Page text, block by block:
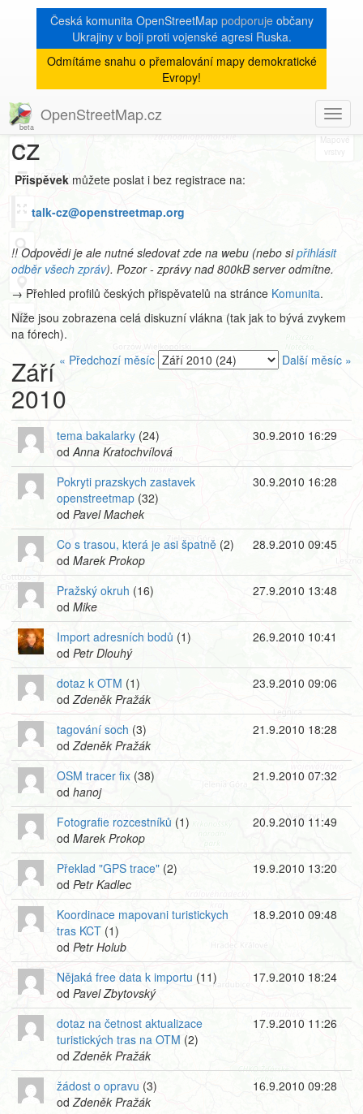
Česká komunita OpenStreetMap podporujeobčany
Ukrajiny v boji proti vojenské agresi Ruska.
Odmítáme snahu o přemalování mapy demokratické
Evropy!
OpenStreetMap.cz
8
+
−
Archiv
mailové konference talk-
cz
Přispěvek můžete poslat i bez registrace na:
talk-cz@openstreetmap.org
!! Odpovědi je ale nutné sledovat zde na webu (nebo sipřihlásit
odběr všech zpráv). Pozor - zprávy nad 800kB server odmítne.
→ Přehled profilů českých přispěvatelů na stránce Komunita.
Níže jsou zobrazena celá diskuzní vlákna (tak jak to bývá zvykem
na fórech).
« Předchozí měsíc
Další měsíc »
Září
2010
tema bakalarky (24)
odAnna Kratochvílová
30.9.2010 16:29
Pokryti prazskych zastavek
openstreetmap (32)
od Pavel Machek
30.9.2010 16:28
Co s trasou, která je asi špatně (2)
od Marek Prokop
28.9.2010 09:45
Pražský okruh (16)
od Mike
27.9.2010 13:48
Import adresních bodů (1)
od Petr Dlouhý
26.9.2010 10:41
dotaz k OTM (1)
odZdeněk Pražák
23.9.2010 09:06
tagování soch (3)
odZdeněk Pražák
21.9.2010 18:28
OSM tracer fix (38)
od hanoj
21.9.2010 07:32
Fotografie rozcestníků (1)
od Marek Prokop
20.9.2010 11:49
Překlad "GPS trace" (2)
od Petr Kadlec
19.9.2010 13:20
Koordinace mapovani turistickych
tras KCT (1)
od Petr Holub
18.9.2010 09:48
Nějaká free data k importu (11)
od Pavel Zbytovský
17.9.2010 18:24
dotaz na četnost aktualizace
turistických tras na OTM (2)
odZdeněk Pražák
17.9.2010 11:26
žádost o opravu (3)
odZdeněk Pražák
16.9.2010 09:28